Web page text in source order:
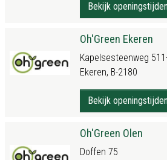
Bekijk openingstijden
Oh'Green Ekeren
Kapelsesteenweg
Ekeren, B-2180
Bekijk openingstijden
Oh'Green Olen
Doffen 75